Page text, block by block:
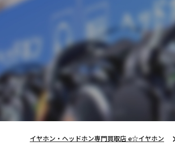
イヤホン・ヘッドホン専門買取店 e☆イヤホン